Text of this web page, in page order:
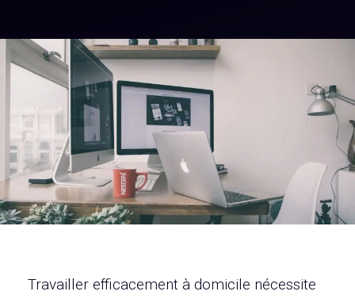
Travailler efficacement à domicile nécessite